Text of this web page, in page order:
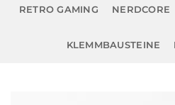
RETRO GAMING NERDCORE
KLEMMBAUSTEINE